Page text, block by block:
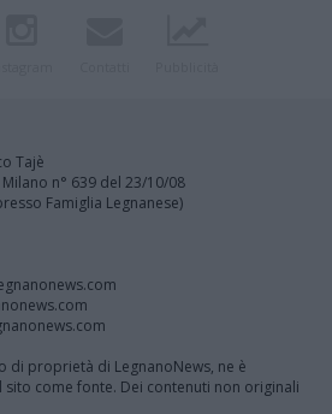
Tajè
n° 639 del 23/10/08
Famiglia Legnanese)
di proprietà di LegnanoNews, ne è
come fonte. Dei contenuti non originali